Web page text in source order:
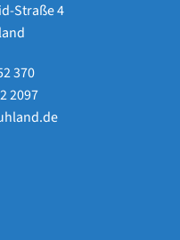
Straße 4
370
2097